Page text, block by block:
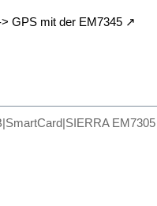
GPS mit der EM7345